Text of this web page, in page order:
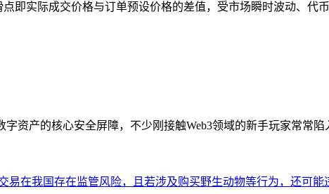
即实际成交价格与订单预设价格的差值，受市场瞬时波动、代
资产的核心安全屏障，不少刚接触Web3领域的新手玩家常常